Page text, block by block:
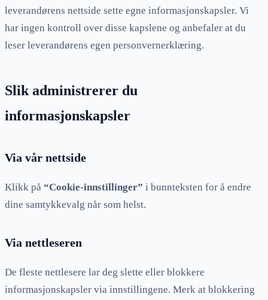
leverandørens nettside sette egne informasjonskapsler. Vi
har ingen kontroll over disse kapslene og anbefaler at du
leser leverandørens egen personvernerklæring.
Slik administrerer du
informasjonskapsler
Via vår nettside
Klikk på “Cookie-innstillinger” i bunnteksten for å endre
dine samtykkevalg når som helst.
Via nettleseren
De fleste nettlesere lar deg slette eller blokkere
informasjonskapsler via innstillingene. Merk at blokkering